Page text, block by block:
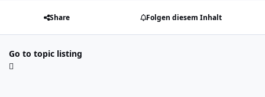
Share Folgen diesem Inhalt
Go to topic listing